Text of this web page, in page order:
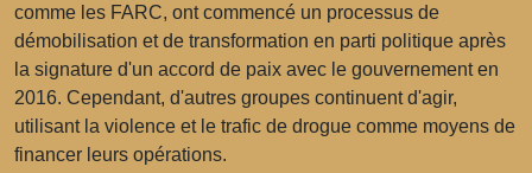
comme les FARC, ont commencé un processus de
démobilisation et de transformation en parti politique après
la signature d'un accord de paix avec le gouvernement en
2016. Cependant, d'autres groupes continuent d'agir,
utilisant la violence et le trafic de drogue comme moyens de
financer leurs opérations.